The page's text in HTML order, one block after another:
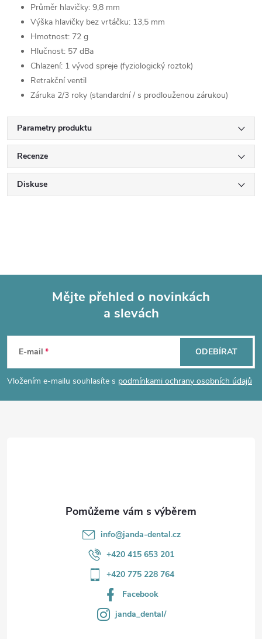
Průměr hlavičky: 9,8 mm
Výška hlavičky bez vrtáčku: 13,5 mm
Hmotnost: 72 g
Hlučnost: 57 dBa
Chlazení: 1 vývod spreje (fyziologický roztok)
Retrakční ventil
Záruka 2/3 roky (standardní / s prodlouženou zárukou)
Parametry produktu
Recenze
Diskuse
p
a
Mějte přehled o novinkách
a slevách
E-mail
Vložením e-mailu souhlasíte s podmínkami ochrany osobních údajů
ODEBÍRAT
info@janda-dental.cz
+420 415 653 201
+420 775 228 764
Facebook
janda_dental/